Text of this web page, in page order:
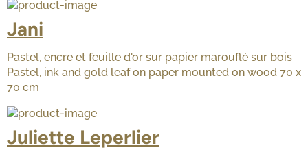
Jani
Pastel, encre et feuille d'or sur papier marouflé sur bois
Pastel, ink and gold leaf on paper mounted on wood 70 x
70 cm
Juliette Leperlier